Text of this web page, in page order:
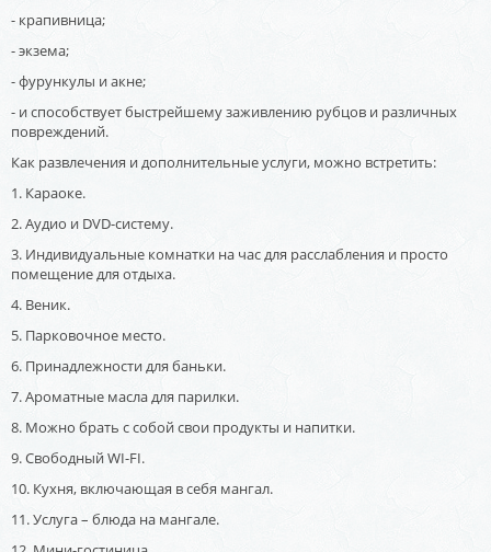
- крапивница;
- экзема;
- фурункулы и акне;
- и способствует быстрейшему заживлению рубцов и различных
повреждений.
Как развлечения и дополнительные услуги, можно встретить:
1. Караоке.
2. Аудио и DVD-систему.
3. Индивидуальные комнатки на час для расслабления и просто
помещение для отдыха.
4. Веник.
5. Парковочное место.
6. Принадлежности для баньки.
7. Ароматные масла для парилки.
8. Можно брать с собой свои продукты и напитки.
9. Свободный WI-FI.
10. Кухня, включающая в себя мангал.
11. Услуга – блюда на мангале.